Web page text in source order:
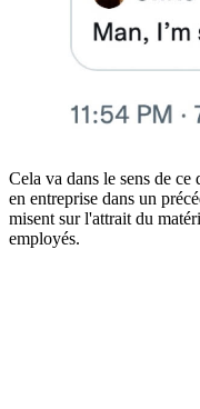
Cela va dans le sens de
en entreprise dans un
misent sur l'attrait du
employés.